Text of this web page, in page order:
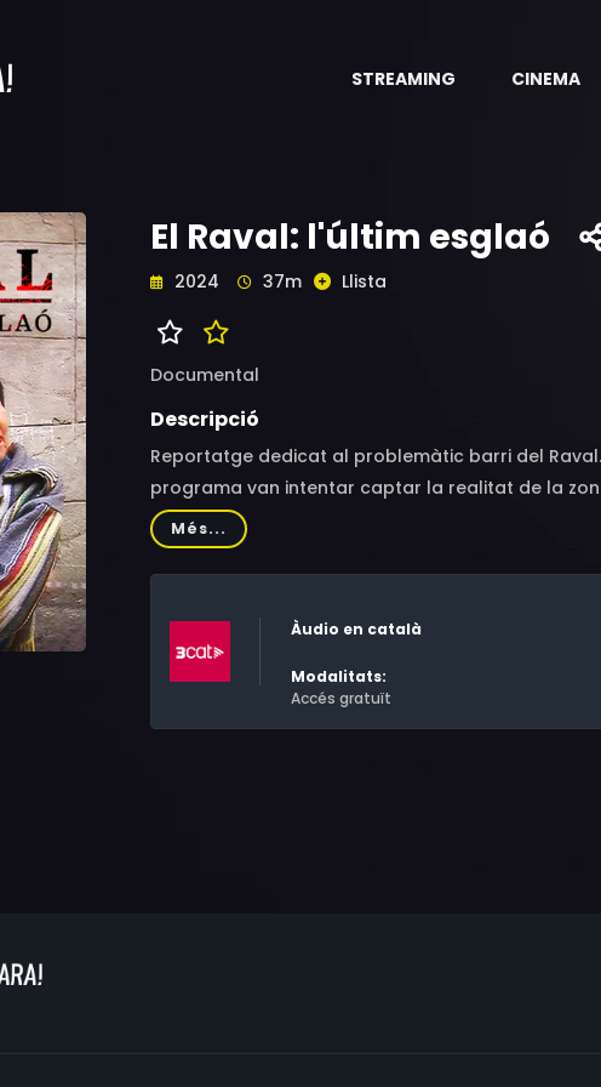
STREAMING CINEMA
El Raval: l'últim esglaó
2024 37m Llista
Documental
Descripció
Reportatge dedicat al problemàtic barri del
programa van intentar captar la realitat de la
càmera va poder filmar, amb serioses dificultats,
Oleguer, Arc del Teatre, etc., i també va entrar
delinqüència organitzada, els traficants de
Més...
Àudio en català
Modalitats:
Accés gratuït